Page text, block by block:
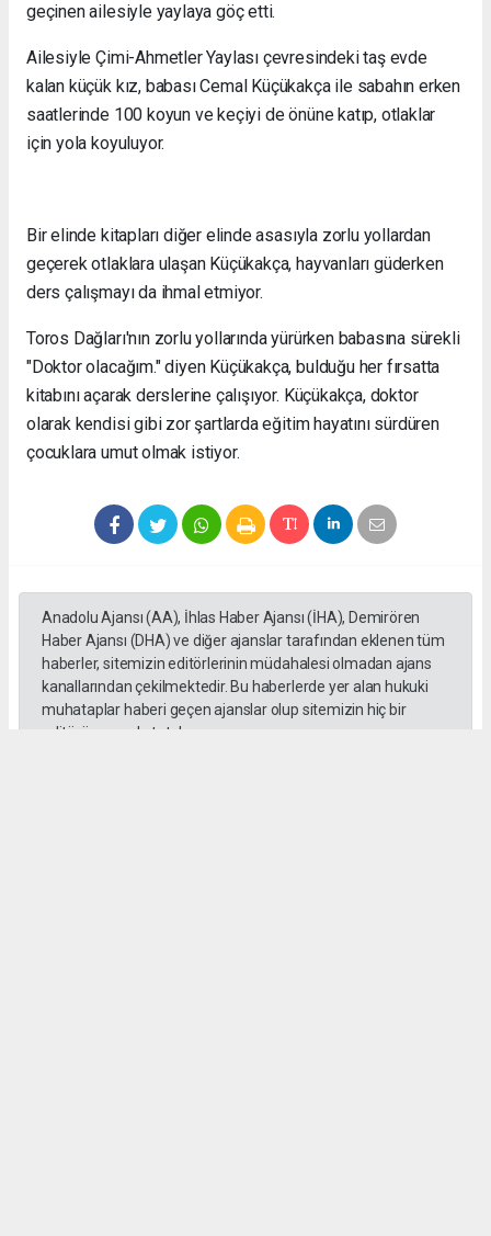
geçinen ailesiyle yaylaya göç etti.
Ailesiyle Çimi-Ahmetler Yaylası çevresindeki taş evde
kalan küçük kız, babası Cemal Küçükakça ile sabahın erken
saatlerinde 100 koyun ve keçiyi de önüne katıp, otlaklar
için yola koyuluyor.
Bir elinde kitapları diğer elinde asasıyla zorlu yollardan
geçerek otlaklara ulaşan Küçükakça, hayvanları güderken
ders çalışmayı da ihmal etmiyor.
Toros Dağları'nın zorlu yollarında yürürken babasına sürekli
"Doktor olacağım." diyen Küçükakça, bulduğu her fırsatta
kitabını açarak derslerine çalışıyor. Küçükakça, doktor
olarak kendisi gibi zor şartlarda eğitim hayatını sürdüren
çocuklara umut olmak istiyor.
Anadolu Ajansı (AA), İhlas Haber Ajansı (İHA), Demirören
Haber Ajansı (DHA) ve diğer ajanslar tarafından eklenen tüm
haberler, sitemizin editörlerinin müdahalesi olmadan ajans
kanallarından çekilmektedir. Bu haberlerde yer alan hukuki
muhataplar haberi geçen ajanslar olup sitemizin hiç bir
editörü sorumlu tutulamaz...